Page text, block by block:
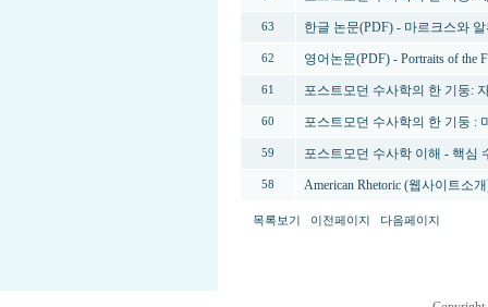
63 한글 논문(PDF) - 마르크스와
62 영어논문(PDF) - Portraits of the
61 포스트모던 수사학의 한 기둥:
60 포스트모던 수사학의 한 기둥 :
59 포스트모던 수사학 이해 - 핵심
58 American Rhetoric (웹사이트소개
목록보기 이전페이지 다음페이지